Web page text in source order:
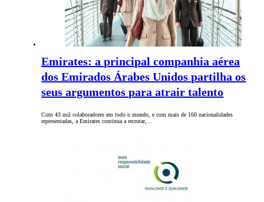
Emirates: a principal companhia aérea
dos Emirados Árabes Unidos partilha os
seus argumentos para atrair talento
Com 43 mil colaboradores em todo o mundo, e com mais de 160 nacionalidades
representadas, a Emirates continua a recrutar,…